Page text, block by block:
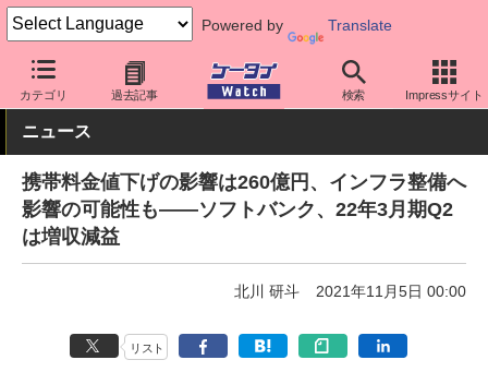
Powered by Translate
カテゴリ 過去記事 検索 Impressサイト
ケータイ Watch キャリア ソフトバンク その他
ニュース
携帯料金値下げの影響は260億円、インフラ整備へ
影響の可能性も――ソフトバンク、22年3月期Q2
は増収減益
北川 研斗 2021年11月5日 00:00
リスト